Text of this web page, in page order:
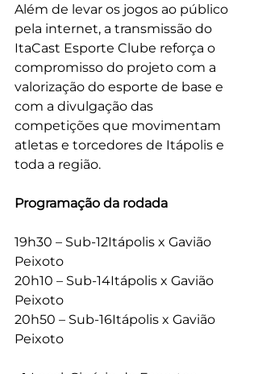
Além de levar os jogos ao público
pela internet, a transmissão do
ItaCast Esporte Clube reforça o
compromisso do projeto com a
valorização do esporte de base e
com a divulgação das
competições que movimentam
atletas e torcedores de Itápolis e
toda a região.
Programação da rodada
19h30 – Sub-12Itápolis x Gavião
Peixoto
20h10 – Sub-14Itápolis x Gavião
Peixoto
20h50 – Sub-16Itápolis x Gavião
Peixoto